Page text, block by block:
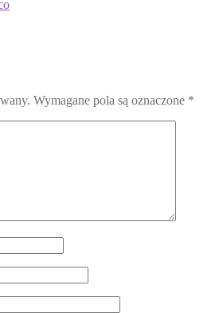
Wymagane pola są oznaczone *